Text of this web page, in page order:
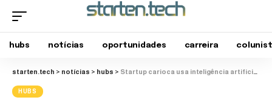
hubs notícias oportunidades carreira
starten.tech > notícias > hubs > Startup carioca usa inteligência artificial para combater furto de energia elétrica
HUBS